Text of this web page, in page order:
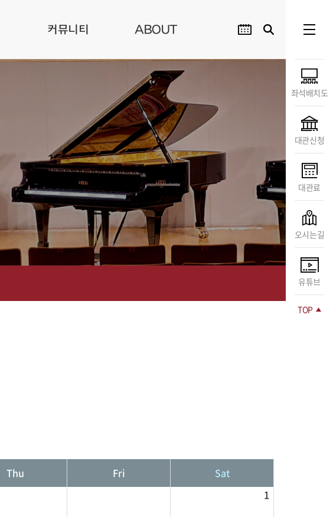
커뮤니티 ABOUT
좌석배치도
대관신청
대관료
오시는길
유튜브
TOP
Thu Fri
Sat
1